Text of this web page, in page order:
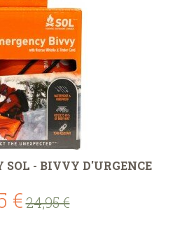
SOL - BIVVY D'URGENCE
€24,95 €